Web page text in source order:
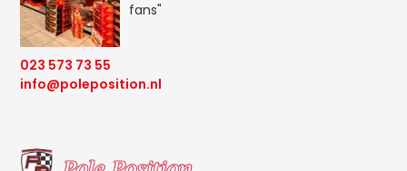
fans"
023 573 73 55
info@poleposition.nl